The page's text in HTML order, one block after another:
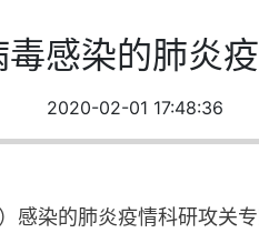
感染的肺炎
2020-02-01 17:48:36
）感染的肺炎疫情科研攻关